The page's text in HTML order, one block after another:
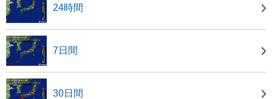
24時間
7日間
30日間